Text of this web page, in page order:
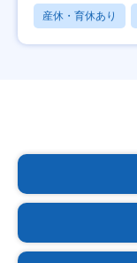
産休・育休あり